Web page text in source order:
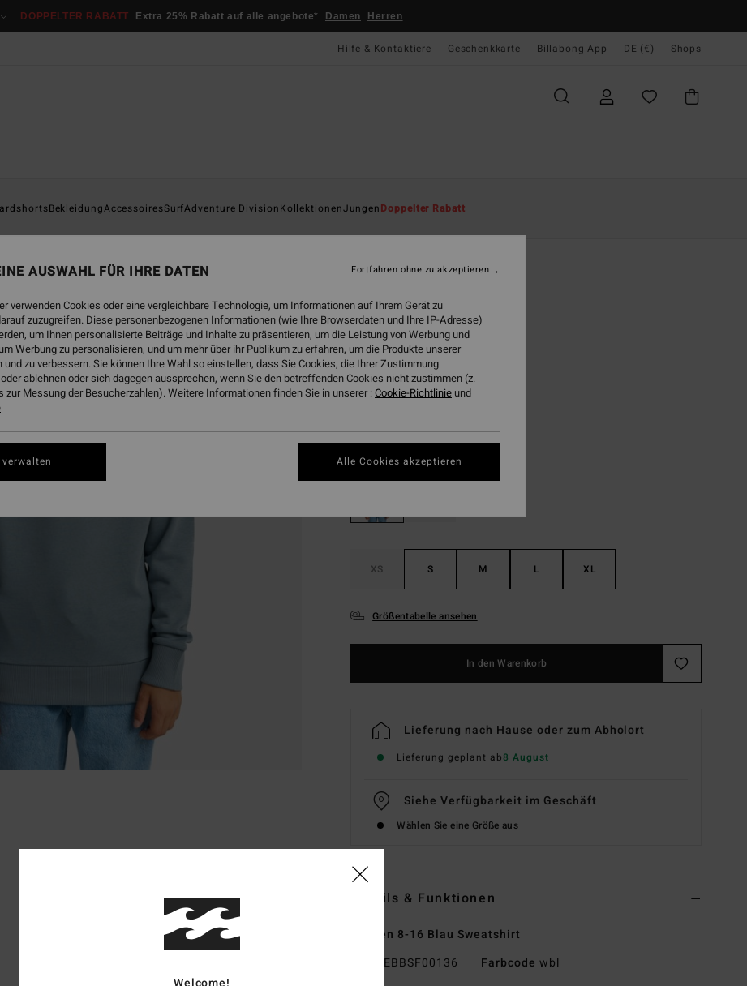
DOPPELTER RABATT Extra 25% Rabatt auf alle angebote* Damen Herren
Hilfe & Kontaktiere Geschenkkarte Billabong App DE (€) Shops
BekleidungAccessoiresSurfAdventure DivisionKollektionenJungenDoppelter Rabatt
Jungen 8-16 Blau Sweatshirt
ECO-BONUS
45,95 €
63%
17,23 €
SALE
DOPPELTER RABATT EXTRA 25%
FarbeWashed Blue
XS S M L XL
Größentabelle ansehen
In den Warenkorb
Lieferung nach Hause oder zum Abholort
Lieferung geplant ab8 August
Siehe Verfügbarkeit im Geschäft
Wählen Sie eine Größe aus
Details & Funktionen
Jungen 8-16 Blau Sweatshirt
EBBSF00136 Farbcode wbl
Welcome!
AUSWAHL FÜR IHRE DATEN
verwenden Cookies oder eine vergleichbare Technologie, um Informationen auf Ihrem Gerät zu
zuzugreifen. Diese personenbezogenen Informationen (wie Ihre Browserdaten und Ihre IP-Adresse)
um Ihnen personalisierte Beiträge und Inhalte zu präsentieren, um die Leistung von Werbung und
Werbung zu personalisieren, und um mehr über ihr Publikum zu erfahren, um die Produkte unserer
und zu verbessern. Sie können Ihre Wahl so einstellen, dass Sie Cookies, die Ihrer Zustimmung
ablehnen oder sich dagegen aussprechen, wenn Sie den betreffenden Cookies nicht zustimmen (z.
zur Messung der Besucherzahlen). Weitere Informationen finden Sie in unserer :Cookie-Richtlinie und
Fortfahren ohne zu akzeptieren
Alle Cookies akzeptieren